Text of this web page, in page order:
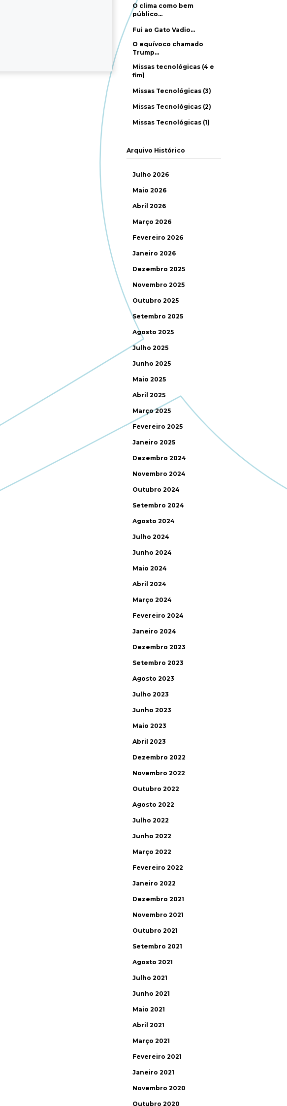
O clima como bem
público…
Fui ao Gato Vadio…
O equívoco chamado
Trump…
Missas tecnológicas (4 e
fim)
Missas Tecnológicas (3)
Missas Tecnológicas (2)
Missas Tecnológicas (1)
Arquivo Histórico
Julho 2026
Maio 2026
Abril 2026
Março 2026
Fevereiro 2026
Janeiro 2026
Dezembro 2025
Novembro 2025
Outubro 2025
Setembro 2025
Agosto 2025
Julho 2025
Junho 2025
Maio 2025
Abril 2025
Março 2025
Fevereiro 2025
Janeiro 2025
Dezembro 2024
Novembro 2024
Outubro 2024
Setembro 2024
Agosto 2024
Julho 2024
Junho 2024
Maio 2024
Abril 2024
Março 2024
Fevereiro 2024
Janeiro 2024
Dezembro 2023
Setembro 2023
Agosto 2023
Julho 2023
Junho 2023
Maio 2023
Abril 2023
Dezembro 2022
Novembro 2022
Outubro 2022
Agosto 2022
Julho 2022
Junho 2022
Março 2022
Fevereiro 2022
Janeiro 2022
Dezembro 2021
Novembro 2021
Outubro 2021
Setembro 2021
Agosto 2021
Julho 2021
Junho 2021
Maio 2021
Abril 2021
Março 2021
Fevereiro 2021
Janeiro 2021
Novembro 2020
Outubro 2020